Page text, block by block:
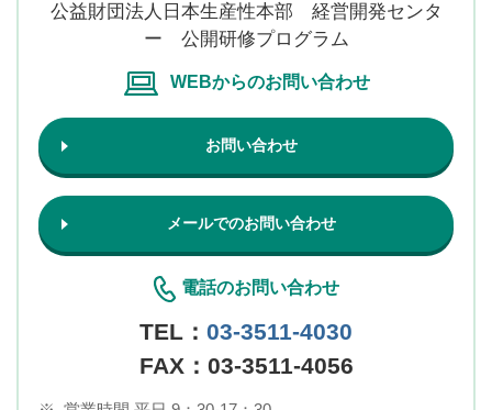
公益財団法人日本生産性本部 経営開発センタ
ー 公開研修プログラム
WEBからのお問い合わせ
お問い合わせ
メールでのお問い合わせ
電話のお問い合わせ
TEL： 03-3511-4030
FAX：03-3511-4056